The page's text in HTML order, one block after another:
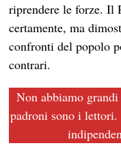
riprendere le forze. Il
certamente, ma
confronti del popolo
contrari.
Non abbiamo
padroni sono i